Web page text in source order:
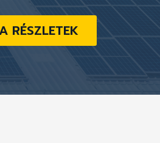
RÉSZLETEK